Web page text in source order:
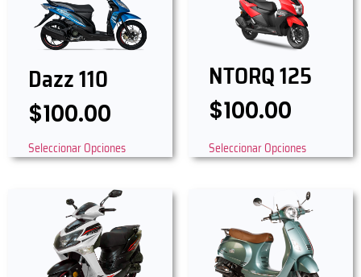
Dazz 110
$100.00
Seleccionar Opciones
NTORQ 125
$100.00
Seleccionar Opciones